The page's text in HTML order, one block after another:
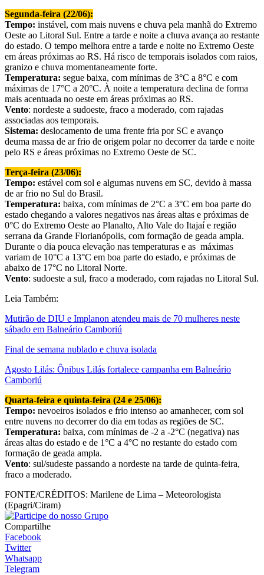
Segunda-feira (22/06):
Tempo: instável, com mais nuvens e chuva pela manhã do Extremo
Oeste ao Litoral Sul. Entre a tarde e noite a chuva avança ao restante
do estado. O tempo melhora entre a tarde e noite no Extremo Oeste
em áreas próximas ao RS. Há risco de temporais isolados com raios,
granizo e chuva momentaneamente forte.
Temperatura: segue baixa, com mínimas de 3°C a 8°C e com
máximas de 17°C a 20°C. À noite a temperatura declina de forma
mais acentuada no oeste em áreas próximas ao RS.
Vento: nordeste a sudoeste, fraco a moderado, com rajadas
associadas aos temporais.
Sistema: deslocamento de uma frente fria por SC e avanço
deuma massa de ar frio de origem polar no decorrer da tarde e noite
pelo RS e áreas próximas no Extremo Oeste de SC.
Terça-feira (23/06):
Tempo: estável com sol e algumas nuvens em SC, devido à massa
de ar frio no Sul do Brasil.
Temperatura: baixa, com mínimas de 2°C a 3°C em boa parte do
estado chegando a valores negativos nas áreas altas e próximas de
0°C do Extremo Oeste ao Planalto, Alto Vale do Itajaí e região
serrana da Grande Florianópolis, com formação de geada ampla.
Durante o dia pouca elevação nas temperaturas e as máximas
variam de 10°C a 13°C em boa parte do estado, e próximas de
abaixo de 17°C no Litoral Norte.
Vento: sudoeste a sul, fraco a moderado, com rajadas no Litoral Sul.
Leia Também:
Mutirão de DIU e Implanon atendeu mais de 70 mulheres neste
sábado em Balneário Camboriú
Final de semana nublado e chuva isolada
Agosto Lilás: Ônibus Lilás fortalece campanha em Balneário
Camboriú
Quarta-feira e quinta-feira (24 e 25/06):
Tempo: nevoeiros isolados e frio intenso ao amanhecer, com sol
entre nuvens no decorrer do dia em todas as regiões de SC.
Temperatura: baixa, com mínimas de -2 a -2°C (negativa) nas
áreas altas do estado e de 1°C a 4°C no restante do estado com
formação de geada ampla.
Vento: sul/sudeste passando a nordeste na tarde de quinta-feira,
fraco a moderado.
FONTE/CRÉDITOS: Marilene de Lima – Meteorologista
(Epagri/Ciram)
Compartilhe
Facebook
Twitter
Whatsapp
Telegram